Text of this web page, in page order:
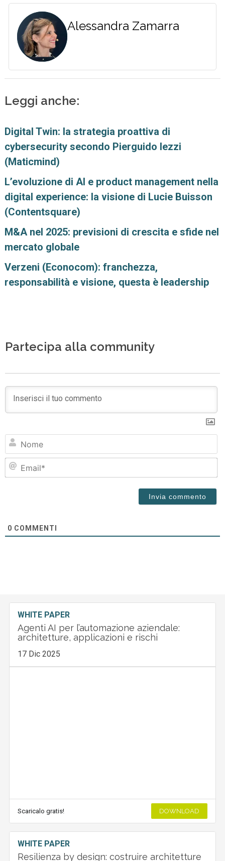
Alessandra Zamarra
Leggi anche:
Digital Twin: la strategia proattiva di
cybersecurity secondo Pierguido Iezzi
(Maticmind)
L’evoluzione di AI e product management nella
digital experience: la visione di Lucie Buisson
(Contentsquare)
M&A nel 2025: previsioni di crescita e sfide nel
mercato globale
Verzeni (Econocom): franchezza,
responsabilità e visione, questa è leadership
Partecipa alla community
0 COMMENTI
WHITE PAPER
Agenti AI per l’automazione aziendale:
architetture, applicazioni e rischi
17 Dic 2025
Scaricalo gratis! DOWNLOAD
WHITE PAPER
Resilienza by design: costruire architetture